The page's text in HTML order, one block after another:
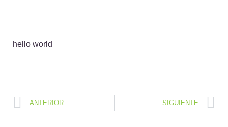
hello world
ANTERIOR SIGUIENTE